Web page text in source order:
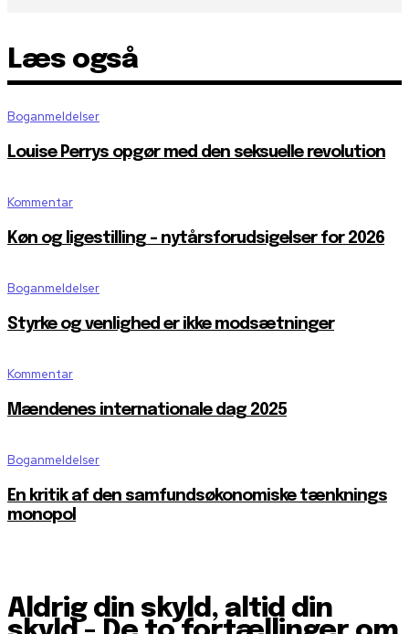
Læs også
Boganmeldelser
Louise Perrys opgør med den seksuelle revolution
Kommentar
Køn og ligestilling – nytårsforudsigelser for 2026
Boganmeldelser
Styrke og venlighed er ikke modsætninger
Kommentar
Mændenes internationale dag 2025
Boganmeldelser
En kritik af den samfundsøkonomiske tænknings
monopol
Aldrig din skyld, altid din